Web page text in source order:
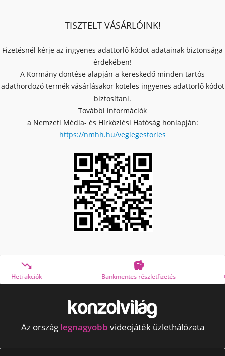
TISZTELT VÁSÁRLÓINK!
Fizetésnél kérje az ingyenes adattörlő kódot adatainak biztonsága
érdekében!
A Kormány döntése alapján a kereskedő minden tartós
adathordozó termék vásárlásakor köteles ingyenes adattörlő kódot
biztosítani.
További információk
a Nemzeti Média- és Hírközlési Hatóság honlapján:
https://nmhh.hu/veglegestorles
Bankmentes részletfizetés OTP Online Áruhitel
Az ország legnagyobb videojáték üzlethálózata